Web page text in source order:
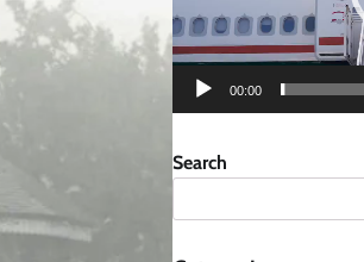
00:00
Search